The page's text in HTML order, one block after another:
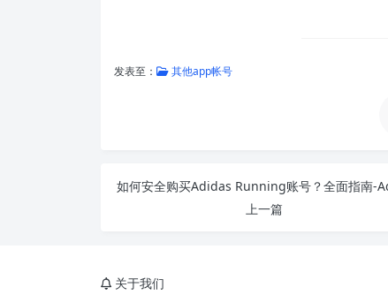
发表至： 其他app帐号
上一篇
关于我们